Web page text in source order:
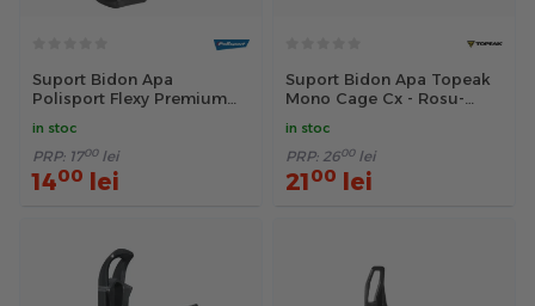
Suport Bidon Apa
Polisport Flexy Premium
in stoc
PRP: 1700 lei
1400 lei
Suport Bidon Apa Topeak
Mono Cage Cx - Rosu-
in stoc
PRP: 2600 lei
2100 lei